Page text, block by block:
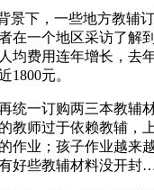
下，一些地方教辅订
在一个地区采访了解
均费用连年增长，去
1800元。
一订购两三本教辅
教师过于依赖教辅，
作业；孩子作业越来
好些教辅材料没开